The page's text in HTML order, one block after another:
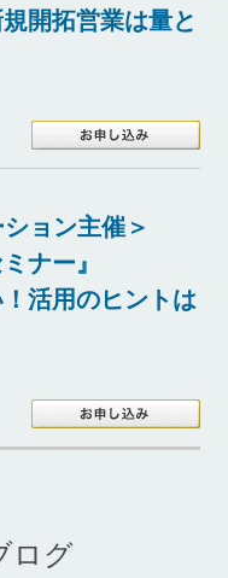
開拓営業は量と
ョン主催＞
ナー』
活用のヒントは
ログ